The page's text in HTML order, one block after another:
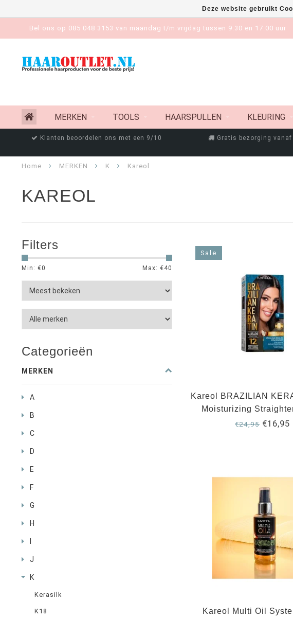
Bel ons op 085 048 3153 van maandag t/m vrijdag tussen 9:30 en 17:00 uur
MERKEN TOOLS HAARSPULLEN KLEURING
Klanten beoordelen ons met een 9/10 Gratis bezorging vanaf
Home MERKEN K Kareol
KAREOL
Filters
Min: €0 Max: €40
Categorieën
MERKEN
A
B
C
D
E
F
G
H
J
K
Kerasilk
K18
Sale
Kareol BRAZILIAN
Moisturizing
€24,95€16,95
Kareol Multi Oil
Deze website gebruikt